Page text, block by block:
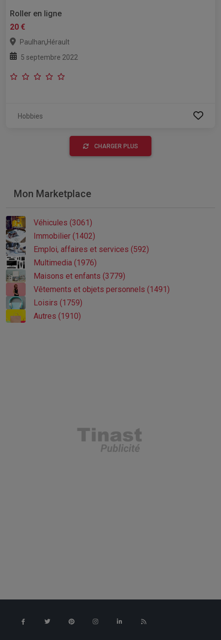
Roller en ligne
20 €
Paulhan,Hérault
5 septembre 2022
Hobbies
CHARGER PLUS
Mon Marketplace
Véhicules (3061)
Immobilier (1402)
Emploi, affaires et services (592)
Multimedia (1976)
Maisons et enfants (3779)
Vêtements et objets personnels (1491)
Loisirs (1759)
Autres (1910)